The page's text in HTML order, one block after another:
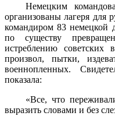
Немецким
органи­зованы лагеря для
командиром 83 немецкой
по существу
истреблению советских
произвол, пытки,
военнопленных.
показала:
«Все, что
выразить словами и без